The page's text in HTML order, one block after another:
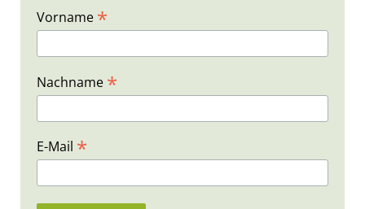
Vorname *
Nachname *
E-Mail *